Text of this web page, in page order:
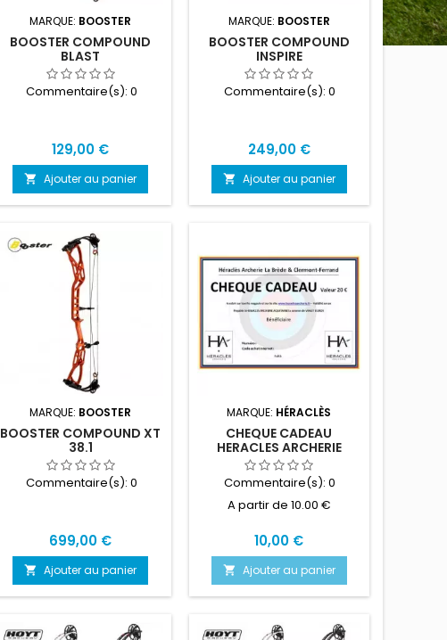
MARQUE: BOOSTER
BOOSTER COMPOUND
BLAST
Commentaire(s): 0
Prix
129,00 €
 Ajouter au panier
MARQUE: BOOSTER
BOOSTER COMPOUND
INSPIRE
Commentaire(s):0
Prix
249,00 €
 Ajouter au panier
MARQUE: BOOSTER
BOOSTER COMPOUND XT
38.1
Commentaire(s): 0
Prix
699,00 €
 Ajouter au panier
MARQUE: HÉRACLÈS
CHEQUE CADEAU
HERACLES ARCHERIE
Commentaire(s):0
A partir de 10.00 €
Prix
10,00 €
 Ajouter au panier